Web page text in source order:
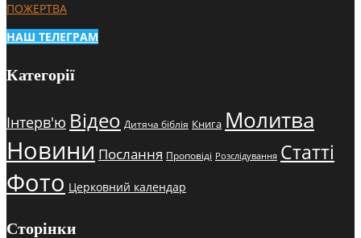
ПОЖЕРТВА
НАШ ТЕЛЕГРАМ
Категорії
Інтерв'ю Відео Дитяча біблія Книга Молитва
Новини Послання Проповіді Розслідування Статті
Фото Церковний календар
Сторінки